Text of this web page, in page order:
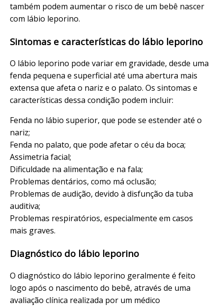
também podem aumentar o risco de um bebê nascer
com lábio leporino.
Sintomas e características do lábio leporino
O lábio leporino pode variar em gravidade, desde uma
fenda pequena e superficial até uma abertura mais
extensa que afeta o nariz e o palato. Os sintomas e
características dessa condição podem incluir:
Fenda no lábio superior, que pode se estender até o
nariz;
Fenda no palato, que pode afetar o céu da boca;
Assimetria facial;
Dificuldade na alimentação e na fala;
Problemas dentários, como má oclusão;
Problemas de audição, devido à disfunção da tuba
auditiva;
Problemas respiratórios, especialmente em casos
mais graves.
Diagnóstico do lábio leporino
O diagnóstico do lábio leporino geralmente é feito
logo após o nascimento do bebê, através de uma
avaliação clínica realizada por um médico